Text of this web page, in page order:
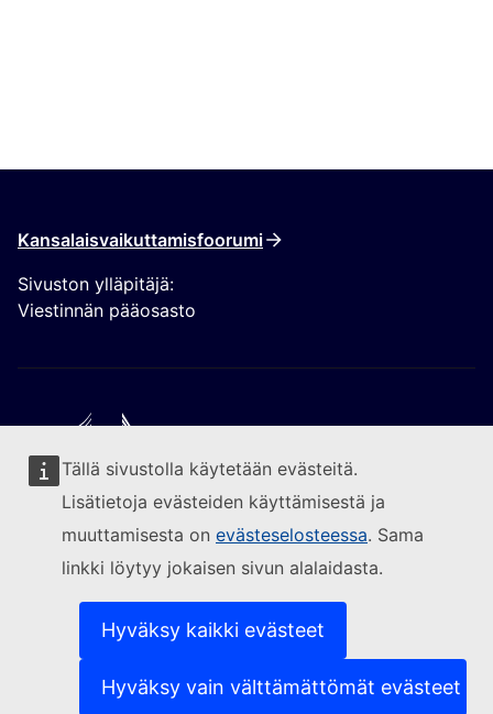
Tällä sivustolla käytetään evästeitä.
Lisätietoja evästeiden käyttämisestä ja
muuttamisesta on evästeselosteessa. Sama
linkki löytyy jokaisen sivun alalaidasta.
Hyväksy kaikki evästeet
Hyväksy vain välttämättömät evästeet
Kansalaisvaikuttamisfoorumi
Sivuston ylläpitäjä:
Viestinnän pääosasto
Seuraa Euroopan komissiota
Yhteydenotot(Ulkoinen linkki)
Ilmoita IT-haavoittuvuudesta(Ulkoinen linkki)
Sivustojen kielivalikoima(Ulkoinen linkki)
(Ulkoinen linkki)
Tietosuojaperiaatteet
Oikeudellinen huomautus
(Ulkoinen linkki)
Saavutettavuus